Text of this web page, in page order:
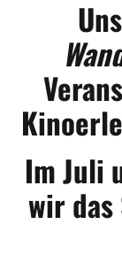
Im Juli
wir das